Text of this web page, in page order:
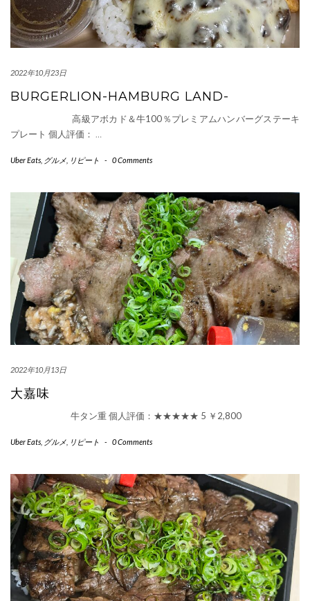
2022年10月23日
BURGERLION-HAMBURG LAND-
高級アボカド＆牛100％プレミアムハンバーグステーキ
プレート 個人評価： …
Uber Eats グルメ リピート - 0 Comments
2022年10月13日
大嘉味
牛タン重 個人評価：★★★★★ 5 ￥2,800
Uber Eats グルメ リピート - 0 Comments